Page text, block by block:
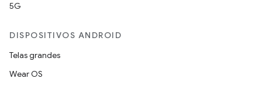
5G
DISPOSITIVOS ANDROID
Telas grandes
Wear OS